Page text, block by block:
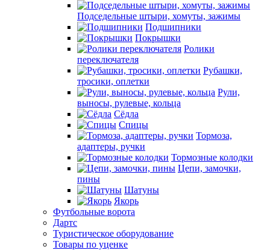
Подседельные штыри, хомуты, зажимы
Подшипники
Покрышки
Ролики
переключателя
Рубашки,
тросики, оплетки
Рули,
выносы, рулевые, кольца
Сёдла
Спицы
Тормоза,
адаптеры, ручки
Тормозные колодки
Цепи, замочки,
пины
Шатуны
Якорь
Футбольные ворота
Дартс
Туристическое оборудование
Товары по уценке